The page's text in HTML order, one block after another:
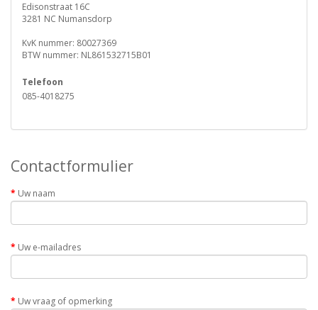
Edisonstraat 16C
3281 NC Numansdorp
KvK nummer: 80027369
BTW nummer: NL861532715B01
Telefoon
085-4018275
Contactformulier
Uw naam
Uw e-mailadres
Uw vraag of opmerking